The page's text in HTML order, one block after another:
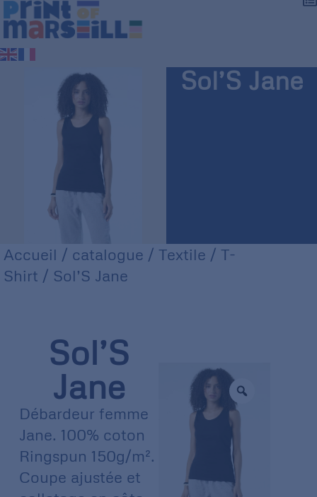
Sol’S Jane
Accueil / catalogue / Textile / T-
Shirt / Sol’S Jane
Sol’S
Jane
Débardeur femme
Jane. 100% coton
Ringspun 150g/m².
Coupe ajustée et